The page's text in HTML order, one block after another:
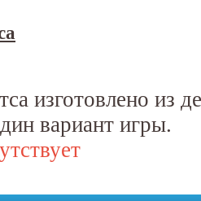
изготовлено из
вариант игры.